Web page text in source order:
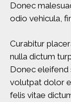
Donec
odio vehicula,
Curabitur
nulla dictum
Donec eleifend
volutpat dolor
felis vitae